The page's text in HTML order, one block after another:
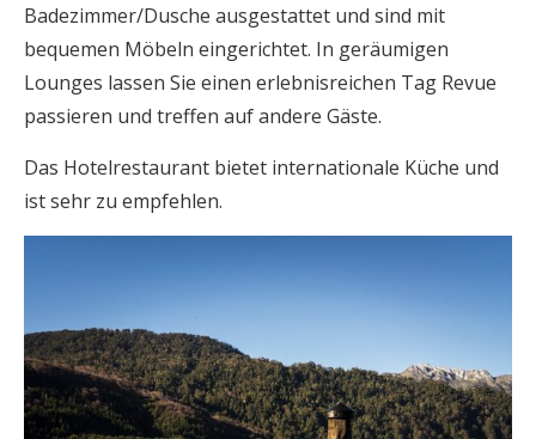
Badezimmer/Dusche ausgestattet und sind mit
bequemen Möbeln eingerichtet. In geräumigen
Lounges lassen Sie einen erlebnisreichen Tag Revue
passieren und treffen auf andere Gäste.
Das Hotelrestaurant bietet internationale Küche und
ist sehr zu empfehlen.